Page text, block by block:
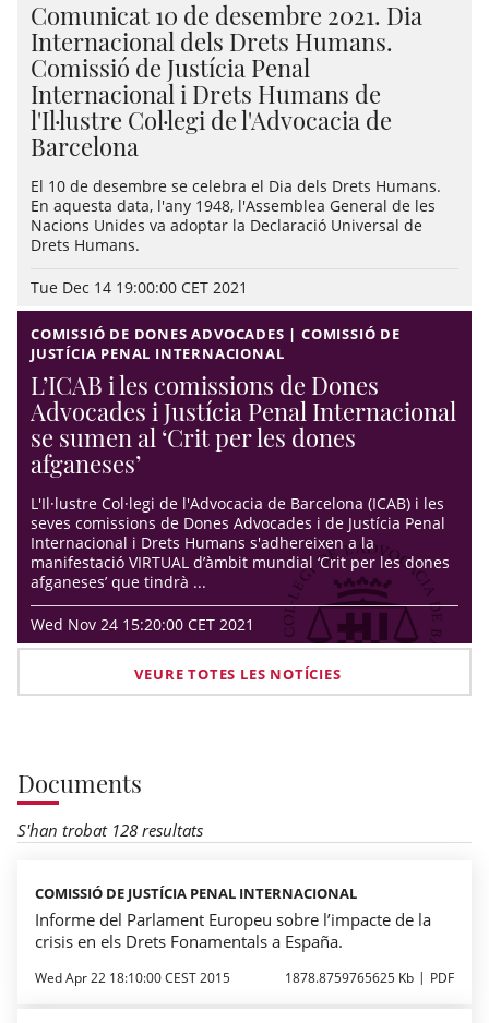
Comunicat 10 de desembre 2021. Dia
Internacional dels Drets Humans.
Comissió de Justícia Penal
Internacional i Drets Humans de
l'Il·lustre Col·legi de l'Advocacia de
Barcelona
El 10 de desembre se celebra el Dia dels Drets Humans.
En aquesta data, l'any 1948, l'Assemblea General de les
Nacions Unides va adoptar la Declaració Universal de
Drets Humans.
Tue Dec 14 19:00:00 CET 2021
COMISSIÓ DE DONES ADVOCADES | COMISSIÓ DE
JUSTÍCIA PENAL INTERNACIONAL
L’ICAB i les comissions de Dones
Advocades i Justícia Penal Internacional
se sumen al ‘Crit per les dones
afganeses’
L'Il·lustre Col·legi de l'Advocacia de Barcelona (ICAB) i les
seves comissions de Dones Advocades i de Justícia Penal
Internacional i Drets Humans s'adhereixen a la
manifestació VIRTUAL d’àmbit mundial ‘Crit per les dones
afganeses’ que tindrà ...
Wed Nov 24 15:20:00 CET 2021
VEURE TOTES LES NOTÍCIES
Documents
S'han trobat 128 resultats
COMISSIÓ DE JUSTÍCIA PENAL INTERNACIONAL
Informe del Parlament Europeu sobre l’impacte de la
crisis en els Drets Fonamentals a España.
Wed Apr 22 18:10:00 CEST 2015 1878.8759765625 Kb PDF